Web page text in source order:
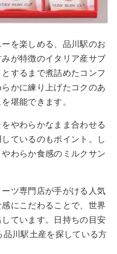
を楽しめる、品川駅のお
が特徴のイタリア産サブ
するまで煮詰めたコンフ
かに練り上げたコクのあ
堪能できます。
やわらかなまま合わせる
ているのもポイント。し
わらか食感のミルクサン
ツ専門店が手がける人気
にこだわることで、世界
ています。日持ちの目安
川駅土産を探している方